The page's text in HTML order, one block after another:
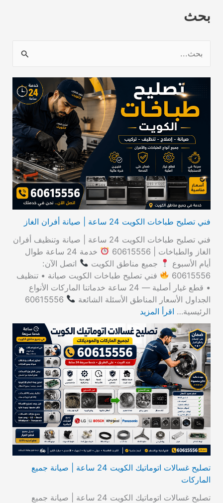
بحث
فني تصليح طباخات الكويت 24 ساعة | صيانة أفران الغاز
فني تصليح طباخات الكويت 24 ساعة | صيانة وتنظيف أفران
الغاز والطباخات | 60615556
خدمة 24 ساعة طوال
أيام الأسبوع
جميع مناطق الكويت
اتصل الآن:
60615556
فني تصليح طباخات الكويت صيانة • تنظيف
• قطع غيار أصلية — 24 ساعة خدماتنا الماركات الأنواع
الجداول الأسعار المناطق الأسئلة الشائعة
60615556
الرئيسية… اقرأ المزيد
تصليح غسالات اتوماتيك الكويت 24 ساعة | صيانة جميع
الماركات
تصليح غسالات اتوماتيك الكويت 24 ساعة | صيانة جميع